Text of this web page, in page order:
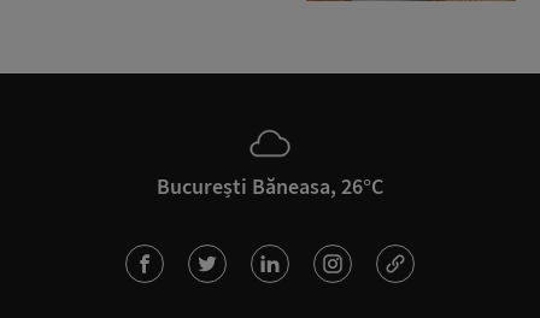
București Băneasa, 26°C